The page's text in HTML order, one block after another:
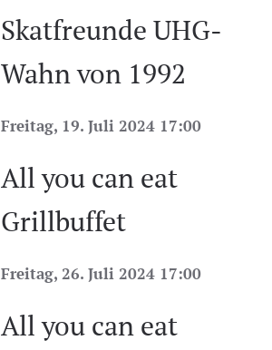
Skatfreunde UHG-
Wahn von 1992
Freitag, 19. Juli 2024 17:00
All you can eat
Grillbuffet
Freitag, 26. Juli 2024 17:00
All you can eat